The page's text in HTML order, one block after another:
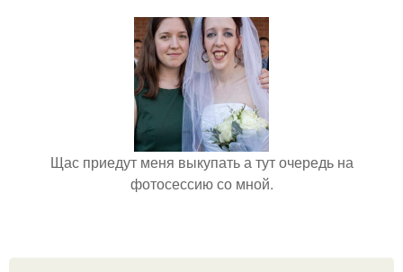
Щас приедут меня выкупать а тут очередь на
фотосессию со мной.